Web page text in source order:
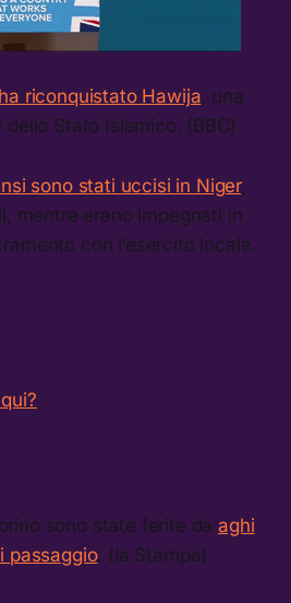
riconquistato Hawija, una
Stato Islamico. (BBC)
sono stati uccisi in Niger,
mentre erano impegnati in
con l’esercito locale.
sono state ferite daaghi
passaggio. (la Stampa)